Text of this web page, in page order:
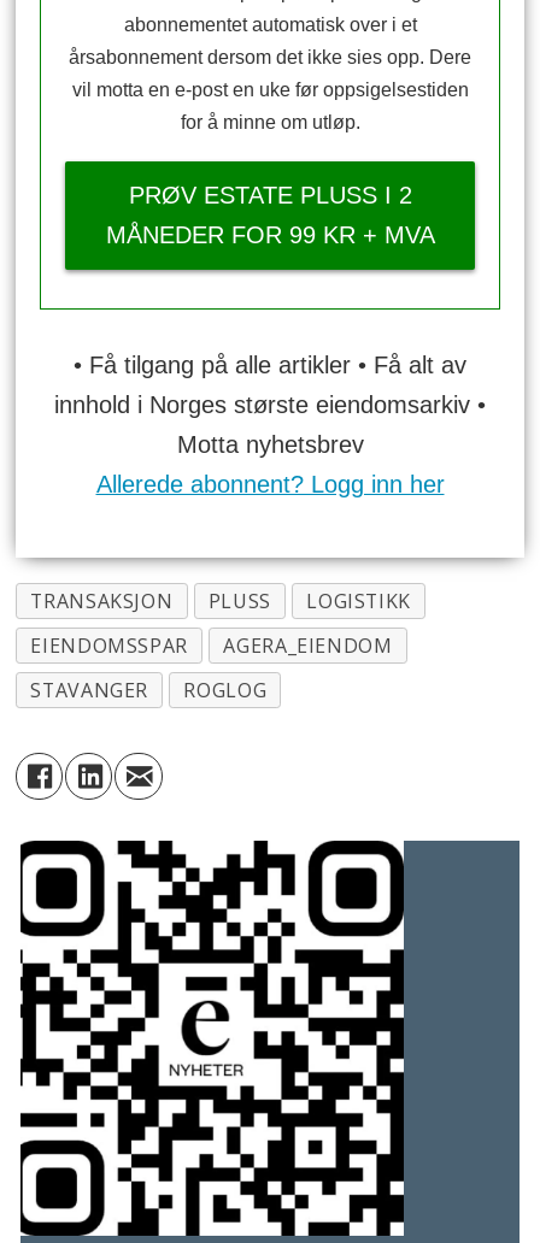
abonnementet automatisk over i et
årsabonnement dersom det ikke sies opp. Dere
vil motta en e-post en uke før oppsigelsestiden
for å minne om utløp.
PRØV ESTATE PLUSS I 2
MÅNEDER FOR 99 KR + MVA
• Få tilgang på alle artikler • Få alt av
innhold i Norges største eiendomsarkiv •
Motta nyhetsbrev
Allerede abonnent? Logg inn her
TRANSAKSJON PLUSS
LOGISTIKK
EIENDOMSSPAR
AGERA_EIENDOM
STAVANGER
ROGLOG